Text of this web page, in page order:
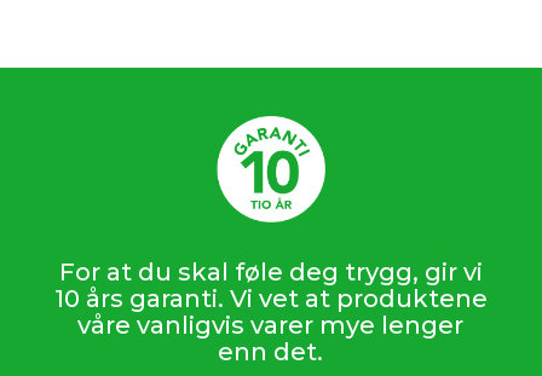
For at du skal føle deg trygg, gir vi
10 års garanti. Vi vet at produktene
våre vanligvis varer mye lenger
enn det.